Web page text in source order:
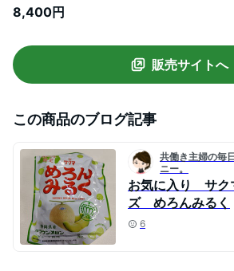
ン山等級 1玉(静岡県産) サクマめ
8,400円
販売サイトへ
この商品のブログ記事
共働き主婦の毎
ニー。
お気に入り サク
ズ めろんみるく
6